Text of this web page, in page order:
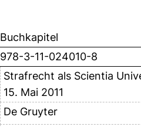
Buchkapitel
978-3-11-024010-8
Strafrecht als Scientia
15. Mai 2011
De Gruyter